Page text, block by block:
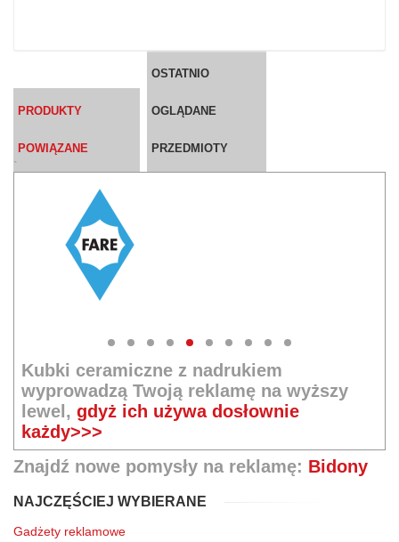
PRODUKTY
POWIĄZANE
OSTATNIO
OGLĄDANE
PRZEDMIOTY
`
Kubki ceramiczne z nadrukiem
wyprowadzą Twoją reklamę na wyższy
lewel,gdyż ich używa dosłownie
każdy>>>
Znajdź nowe pomysły na reklamę: Bidony
NAJCZĘŚCIEJ WYBIERANE
Gadżety reklamowe